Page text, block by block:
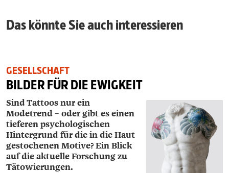
Das könnte Sie auch interessieren
GESELLSCHAFT
BILDER FÜR DIE EWIGKEIT
Sind Tattoos nur ein
Modetrend – oder gibt es einen
tieferen psychologischen
Hintergrund für die in die Haut
gestochenen Motive? Ein Blick
auf die aktuelle Forschung zu
Tätowierungen.